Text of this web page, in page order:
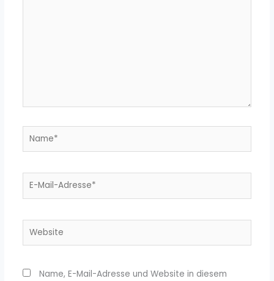
Name*
E-
Website
Name, E-Mail-Adresse und Website in diesem